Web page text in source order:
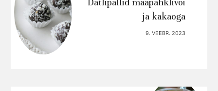
Datlipallid maapähklivõi
ja kakaoga
9. VEEBR. 2023